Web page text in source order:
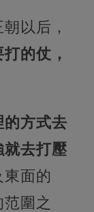
以后，
的仗，
的方式去
就去打壓
東面的
范圍之